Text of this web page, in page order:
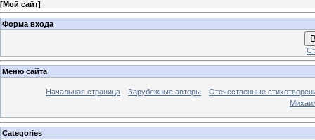
[Мой сайт]
Форма входа
Меню сайта
Начальная страница Зарубежные авторы
Отечественные
Categories